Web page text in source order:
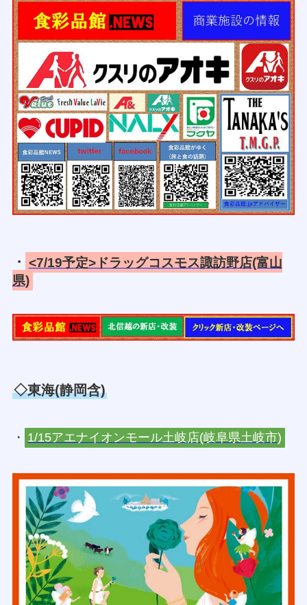
・ <7/19予定>ドラッグコスモス諏訪野店(富山
県)
◇東海(静岡含)
・ 1/15アエナイオンモール土岐店(岐阜県土岐市)